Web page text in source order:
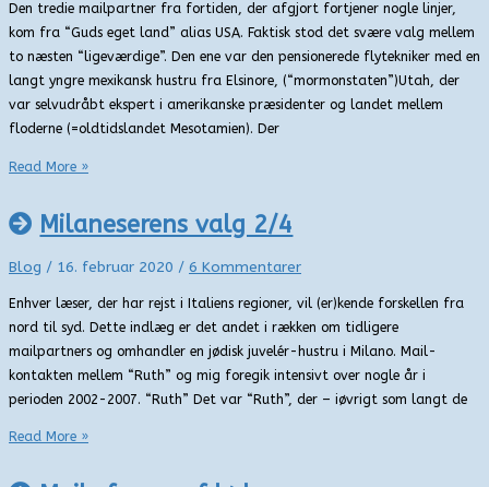
Den tredie mailpartner fra fortiden, der afgjort fortjener nogle linjer,
kom fra “Guds eget land” alias USA. Faktisk stod det svære valg mellem
to næsten “ligeværdige”. Den ene var den pensionerede flytekniker med en
langt yngre mexikansk hustru fra Elsinore, (“mormonstaten”)Utah, der
var selvudråbt ekspert i amerikanske præsidenter og landet mellem
floderne (=oldtidslandet Mesotamien). Der
Kørestol
afveje
3/4
Read More »
Milaneserens valg 2/4
Blog / 16. februar 2020 / 6 Kommentarer
Enhver læser, der har rejst i Italiens regioner, vil (er)kende forskellen fra
nord til syd. Dette indlæg er det andet i rækken om tidligere
mailpartners og omhandler en jødisk juvelér-hustru i Milano. Mail-
kontakten mellem “Ruth” og mig foregik intensivt over nogle år i
perioden 2002-2007. “Ruth” Det var “Ruth”, der – iøvrigt som langt de
Milaneserens
2/4
Read More »